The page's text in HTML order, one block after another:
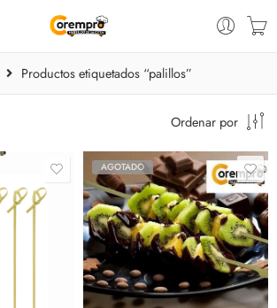
Productos etiquetados “palillos”
Ordenar por
AGOTADO